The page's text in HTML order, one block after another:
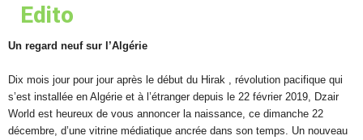
Edito
Un regard neuf sur l’Algérie
Dix mois jour pour jour après le début du Hirak , révolution pacifique qui
s’est installée en Algérie et à l’étranger depuis le 22 février 2019, Dzair
World est heureux de vous annoncer la naissance, ce dimanche 22
décembre, d’une vitrine médiatique ancrée dans son temps. Un nouveau